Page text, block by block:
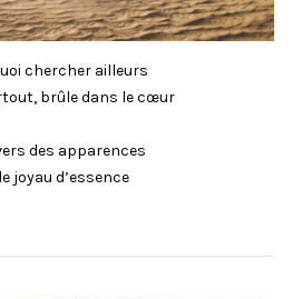
chercher ailleurs
brûle dans le cœur
des apparences
joyau d’essence